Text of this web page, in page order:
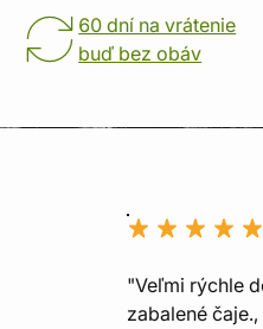
60 dní na vrátenie
buď bez obáv
"Veľmi rýchle
zabalené